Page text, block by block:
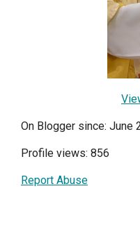
On Blogger since: June
Profile views: 856
Report Abuse